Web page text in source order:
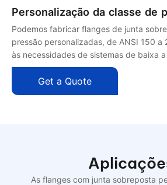
Personalização da classe de
Podemos fabricar flanges de junta
pressão personalizadas, de ANSI 150
às necessidades de sistemas de baixa
Get a Quote
As flanges com junta sobreposta